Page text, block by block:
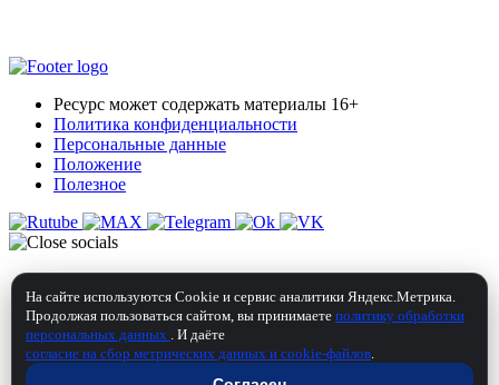
Ресурс может содержать материалы 16+
Политика конфиденциальности
Персональные данные
Положение
Полезное
На сайте используются Cookie и сервис аналитики Яндекс.Метрика.
Продолжая пользоваться сайтом, вы принимаете политику обработки
персональных данных . И даёте
согласие на сбор метрических данных и cookie-файлов.